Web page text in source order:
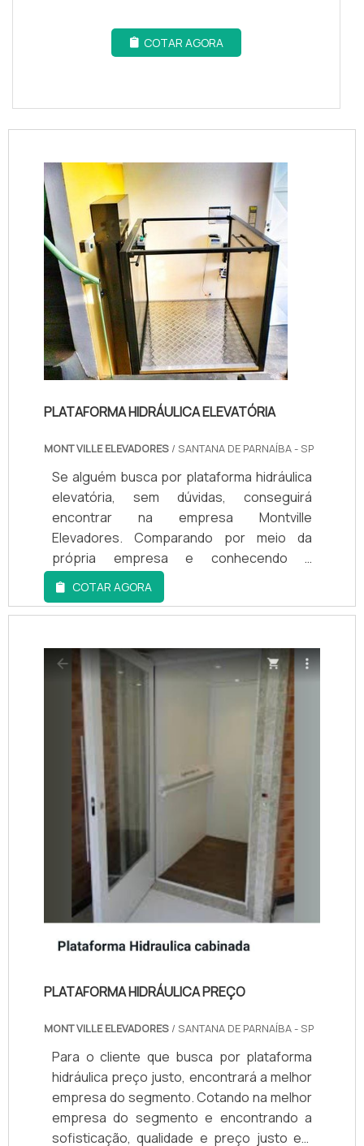
COTAR AGORA
PLATAFORMA HIDRÁULICA ELEVATÓRIA
MONT VILLE ELEVADORES / SANTANA DE PARNAÍBA - SP
Se alguém busca por plataforma hidráulica
elevatória, sem dúvidas, conseguirá
encontrar na empresa Montville
Elevadores. Comparando por meio da
própria empresa e conhecendo a
sofisticação, qualidade e preço justo em
um só lugar. Quando o desejo é por
plataforma hidráulica elevatória, com a
proteção com soluções mais modernas e
funcionais para elevadores.UM POUCO
MAIS SOBRE PLATAFORMA HIDRÁULICA E...
COTAR AGORA
PLATAFORMA HIDRÁULICA PREÇO
MONT VILLE ELEVADORES / SANTANA DE PARNAÍBA - SP
Para o cliente que busca por plataforma
hidráulica preço justo, encontrará a melhor
empresa do segmento. Cotando na melhor
empresa do segmento e encontrando a
sofisticação, qualidade e preço justo em